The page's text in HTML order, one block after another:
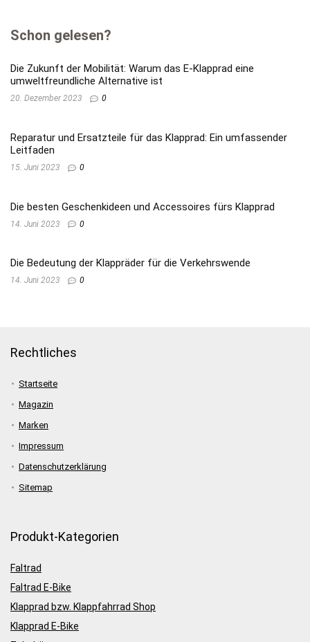
Schon gelesen?
Die Zukunft der Mobilität: Warum das E-Klapprad eine
umweltfreundliche Alternative ist
20. Dezember 2023 0
Reparatur und Ersatzteile für das Klapprad: Ein umfassender
Leitfaden
15. Juni 2023 0
Die besten Geschenkideen und Accessoires fürs Klapprad
14. Juni 2023 0
Die Bedeutung der Klappräder für die Verkehrswende
14. Juni 2023 0
Rechtliches
Startseite
Magazin
Marken
Impressum
Datenschutzerklärung
Sitemap
Produkt-Kategorien
Faltrad
Faltrad E-Bike
Klapprad bzw. Klappfahrrad Shop
Klapprad E-Bike